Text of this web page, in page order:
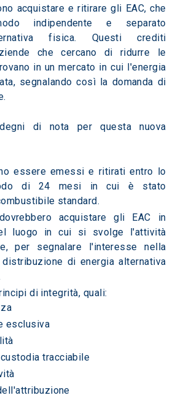
acquistare e ritirare gli EAC, che
indipendente e separato
fisica. Questi crediti
che cercano di ridurre le
in un mercato in cui l'energia
segnalando così la domanda di
di nota per questa nuova
essere emessi e ritirati entro lo
di 24 mesi in cui è stato
standard.
acquistare gli EAC in
luogo in cui si svolge l'attività
per segnalare l'interesse nella
di energia alternativa
di integrità, quali:
esclusiva
tracciabile